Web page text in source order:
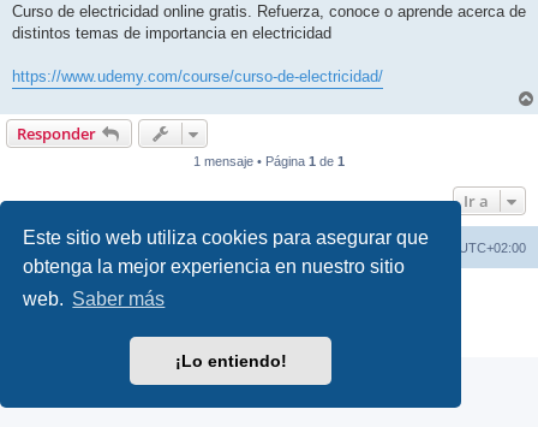
Este sitio web utiliza cookies para asegurar que
obtenga la mejor experiencia en nuestro sitio
web. Saber más
¡Lo entiendo!
e
Curso de electricidad online gratis. Refuerza, conoce o aprende acerca de
distintos temas de importancia en electricidad
https://www.udemy.com/course/curso-de-electricidad/
Responder
1 mensaje • Página 1 de 1
Ir a
Índice general Todos los horarios son UTC+02:00
Borrar cookies
Desarrollado por
Traducción al español por